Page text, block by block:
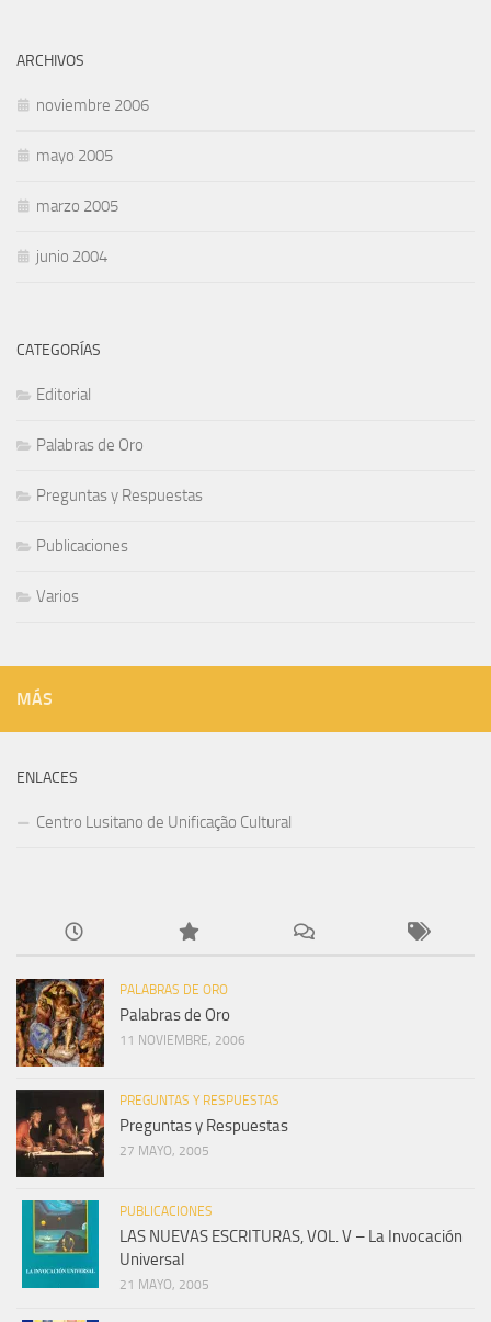
ARCHIVOS
noviembre 2006
mayo 2005
marzo 2005
junio 2004
CATEGORÍAS
Editorial
Palabras de Oro
Preguntas y Respuestas
Publicaciones
Varios
MÁS
ENLACES
Centro Lusitano de Unificação Cultural
PALABRAS DE ORO
Palabras de Oro
11 NOVIEMBRE, 2006
PREGUNTAS Y RESPUESTAS
Preguntas y Respuestas
27 MAYO, 2005
PUBLICACIONES
LAS NUEVAS ESCRITURAS, VOL. V – La Invocación
Universal
21 MAYO, 2005